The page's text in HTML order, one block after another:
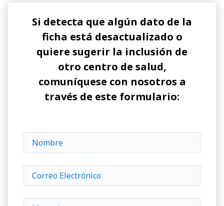
Si detecta que algún dato de la
ficha está desactualizado o
quiere sugerir la inclusión de
otro centro de salud,
comuníquese con nosotros a
través de este formulario: